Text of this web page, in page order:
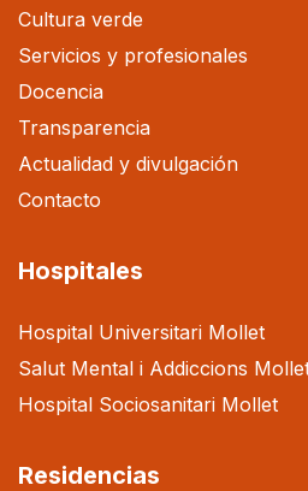
Cultura verde
Servicios y profesionales
Docencia
Transparencia
Actualidad y divulgación
Contacto
Hospitales
Hospital Universitari Mollet
Salut Mental i Addiccions
Hospital Sociosanitari Mollet
Residencias